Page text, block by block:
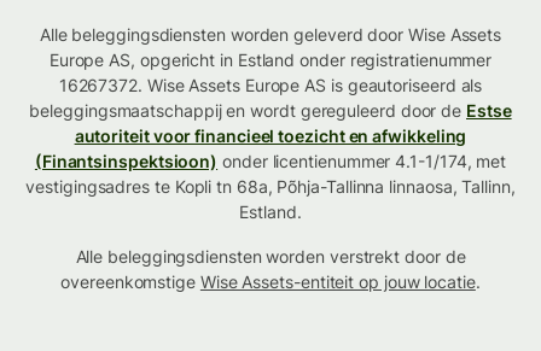
Alle beleggingsdiensten worden geleverd door Wise Assets
Europe AS, opgericht in Estland onder registratienummer
16267372. Wise Assets Europe AS is geautoriseerd als
beleggingsmaatschappij en wordt gereguleerd door de Estse
autoriteit voor financieel toezicht en afwikkeling
(Finantsinspektsioon) onder licentienummer 4.1-1/174, met
vestigingsadres te Kopli tn 68a, Põhja-Tallinna linnaosa, Tallinn,
Estland.
Alle beleggingsdiensten worden verstrekt door de
overeenkomstige Wise Assets-entiteit op jouw locatie.